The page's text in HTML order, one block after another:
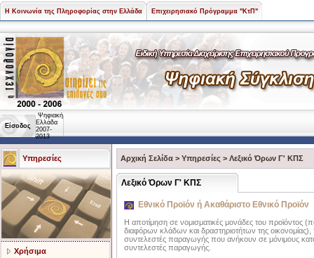
Η Κοινωνία της Πληροφορίας στην Ελλάδα Επιχειρησιακό Πρόγραμμα "ΚτΠ"
Είσοδος
Ψηφιακή
Ελλάδα
2007-
2013
Υπηρεσίες
Χρήσιμα
Αρχική Σελίδα > Υπηρεσίες > Λεξικό Όρων Γ' ΚΠΣ
Λεξικό Όρων Γ' ΚΠΣ
Εθνικό Προϊόν ή Ακαθάριστο Εθνικό Προϊόν
Η αποτίμηση σε νομισματικές μονάδες του
διαφόρων κλάδων και δραστηριοτήτων της
συντελεστές παραγωγής που ανήκουν σε μόνιμους
συντελεστές παραγωγής.